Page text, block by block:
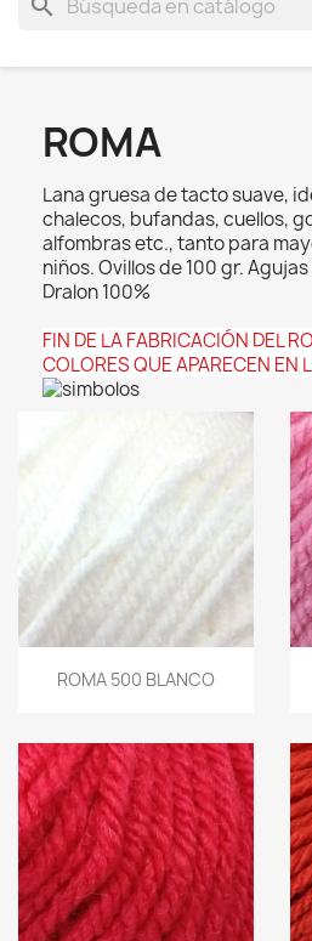
ROMA
Lana gruesa de tacto suave,
chalecos, bufandas, cuellos,
alfombras etc., tanto para
niños. Ovillos de 100 gr.
Dralon 100%
FIN DE LA FABRICACIÓN DEL
COLORES QUE APARECEN EN
ROMA 500 BLANCO